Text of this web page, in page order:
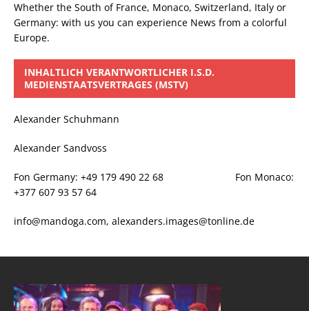
Whether the South of France, Monaco, Switzerland, Italy or
Germany: with us you can experience News from a colorful
Europe.
INHALTLICH VERANTWORTLICHER I.S.D.
MEDIENSTAATSVERTRAGES (MSTV)
Alexander Schuhmann
Alexander Sandvoss
Fon Germany: +49 179 490 22 68 Fon Monaco:
+377 607 93 57 64
info@mandoga.com, alexanders.images@tonline.de